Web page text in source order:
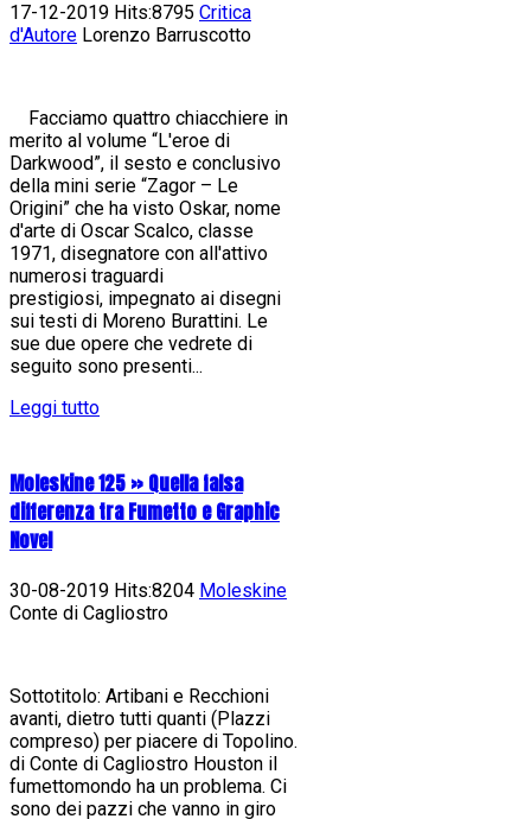
17-12-2019 Hits:8795 Critica
d'Autore Lorenzo Barruscotto
Facciamo quattro chiacchiere in
merito al volume “L'eroe di
Darkwood”, il sesto e conclusivo
della mini serie “Zagor – Le
Origini” che ha visto Oskar, nome
d'arte di Oscar Scalco, classe
1971, disegnatore con all'attivo
numerosi traguardi
prestigiosi, impegnato ai disegni
sui testi di Moreno Burattini. Le
sue due opere che vedrete di
seguito sono presenti...
Leggi tutto
Moleskine 125 » Quella falsa
differenza tra Fumetto e Graphic
Novel
30-08-2019 Hits:8204 Moleskine
Conte di Cagliostro
Sottotitolo: Artibani e Recchioni
avanti, dietro tutti quanti (Plazzi
compreso) per piacere di Topolino.
di Conte di Cagliostro Houston il
fumettomondo ha un problema. Ci
sono dei pazzi che vanno in giro